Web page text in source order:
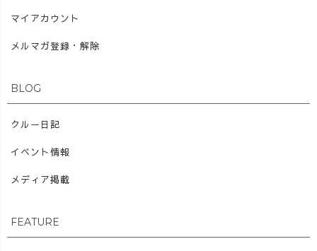
マイアカウント
メルマガ登録・解除
BLOG
クルー日記
イベント情報
メディア掲載
FEATURE